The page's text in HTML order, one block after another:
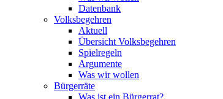
Datenbank
Volksbegehren
Aktuell
Übersicht Volksbegehren
Spielregeln
Argumente
Was wir wollen
Bürgerräte
Was ist ein Bürgerrat?